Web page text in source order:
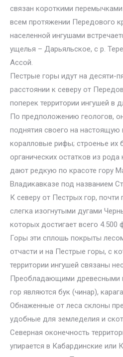
связан короткими
всем протяжении Передового
населенной ингушами
ущелья – Дарьяльское, с р.
Ассой.
Пестрые горы идут на десяти-
расстоянии к северу от
поперек территории ингушей в
По предположению геологов,
поднятия своего на настоящую
коралловые рифы; строенье их
органических остатков из
дают редкую по красоте гору
Владикавказе под названием
К северу от Пестрых гор, почти
слегка изогнутыми дугами
которых достигает всего 4.500
Горы эти сплошь покрыты
отчасти и на Пестрые горы, с
территории ингушей связаны
Преобладающими древесными
гор являются бук (чинар),
Обнаженные от леса склоны
удобные для земледелия и
Северная оконечность
упирается в Кабардинские или